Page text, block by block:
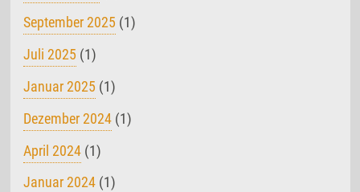
September 2025 (1)
Juli 2025 (1)
Januar 2025 (1)
Dezember 2024(1)
April 2024(1)
Januar 2024(1)